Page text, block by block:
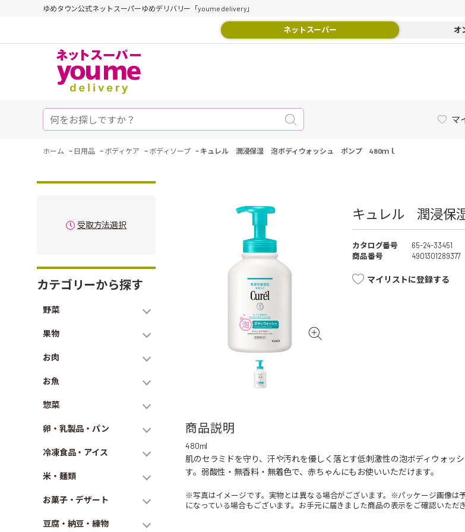
ゆめタウン公式ネットスーパーゆめデリバリー「youme delivery」
ネットスーパー オ
マ
ホーム - 日用品 - ボディケア - ボディソープ - キュレル 潤浸保湿 泡ボディウォッシュ ポンプ 480ｍｌ
受取方法選択
カテゴリーから探す
野菜
果物
お肉
お魚
惣菜
卵・乳製品・パン
冷凍食品・アイス
米・麺類
お菓子・デザート
豆腐・納豆・練物
キュレル 潤浸保
カタログ番号
65-24-33451
商品番号
4901301289377
マイリストに登録する
商品説明
480ml
肌のセラミドを守り、汗や汚れを優しく落とす低刺激性の泡ボディウォッ
す。弱酸性・無香料・無着色で、赤ちゃんにもお使いいただけます。
※写真はイメージです。実物とは異なる場合がございます。※パッケージ画像は
になっている場合もございます。お手元に届きました商品の表示をご確認いただ